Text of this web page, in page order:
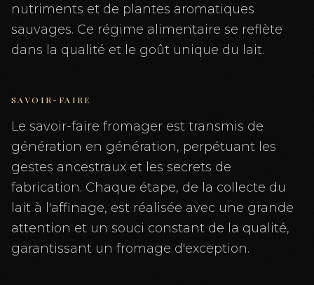
nutriments et de plantes aromatiques
sauvages. Ce régime alimentaire se reflète
dans la qualité et le goût unique du lait.
SAVOIR-FAIRE
Le savoir-faire fromager est transmis de
génération en génération, perpétuant les
gestes ancestraux et les secrets de
fabrication. Chaque étape, de la collecte du
lait à l'affinage, est réalisée avec une grande
attention et un souci constant de la qualité,
garantissant un fromage d'exception.